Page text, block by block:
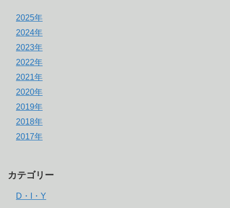
2025年
2024年
2023年
2022年
2021年
2020年
2019年
2018年
2017年
カテゴリー
D・I・Y